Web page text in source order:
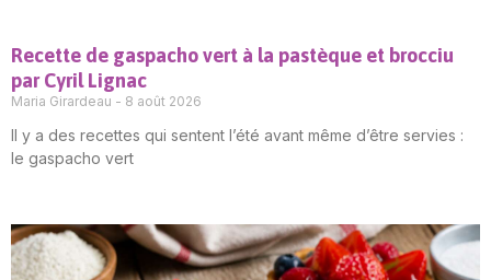
Recette de gaspacho vert à la pastèque et brocciu
par Cyril Lignac
Maria Girardeau 8 août 2026
Il y a des recettes qui sentent l’été avant même d’être servies :
le gaspacho vert